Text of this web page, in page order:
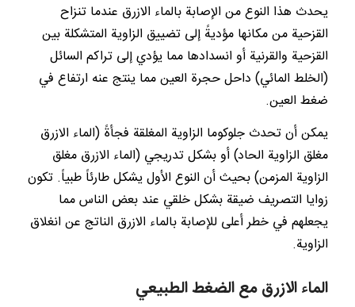
يحدث هذا النوع من الإصابة بالماء الازرق عندما تنزاح
القزحية من مكانها مؤديةً إلى تضييق الزاوية المتشكلة بين
القزحية والقرنية أو انسدادها مما يؤدي إلى تراكم السائل
(الخلط المائي) داحل حجرة العين مما ينتج عنه ارتفاع في
ضغط العين.
يمكن أن تحدث جلوكوما الزاوية المغلقة فجأةً (الماء الازرق
مغلق الزاوية الحاد) أو بشكل تدريجي (الماء الازرق مغلق
الزاوية المزمن) بحيث أن النوع الأول يشكل طارئاً طبياً. تكون
زوايا التصريف ضيقة بشكل خلقي عند بعض الناس مما
يجعلهم في خطر أعلى للإصابة بالماء الازرق الناتج عن انغلاق
الزاوية.
الماء الازرق مع الضغط الطبيعي